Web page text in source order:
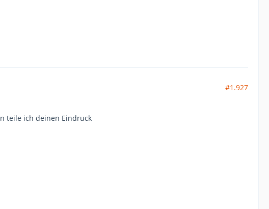
#1.927
teile ich deinen Eindruck